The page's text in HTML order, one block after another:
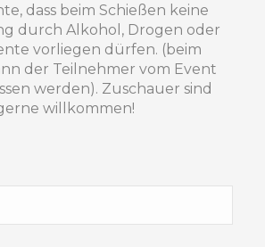
dass beim Schießen keine
durch Alkohol, Drogen oder
vorliegen dürfen. (beim
der Teilnehmer vom Event
werden). Zuschauer sind
willkommen!